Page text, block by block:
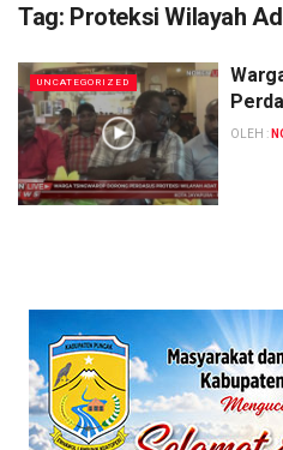
Tag: Proteksi Wilayah
UNCATEGORIZED
OLEH :